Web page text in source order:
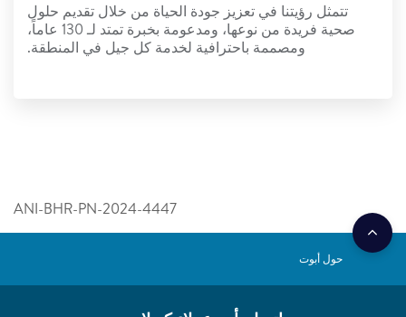
تتمثل رؤيتنا في تعزيز جودة الحياة من خلال تقديم حلول
صحية فريدة من نوعها، ومدعومة بخبرة تمتد لـ 130 عاماً،
ومصممة باحترافية لخدمة كل جيل في المنطقة.
ANI-BHR-PN-2024-4447
حول أبوت